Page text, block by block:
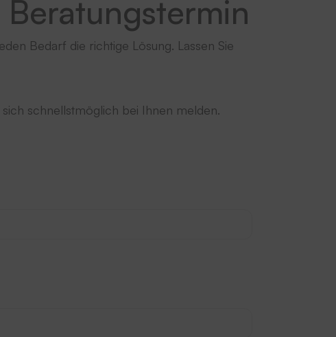
Bedarf die richtige Lösung. Lassen Sie
schnellstmöglich bei Ihnen melden.